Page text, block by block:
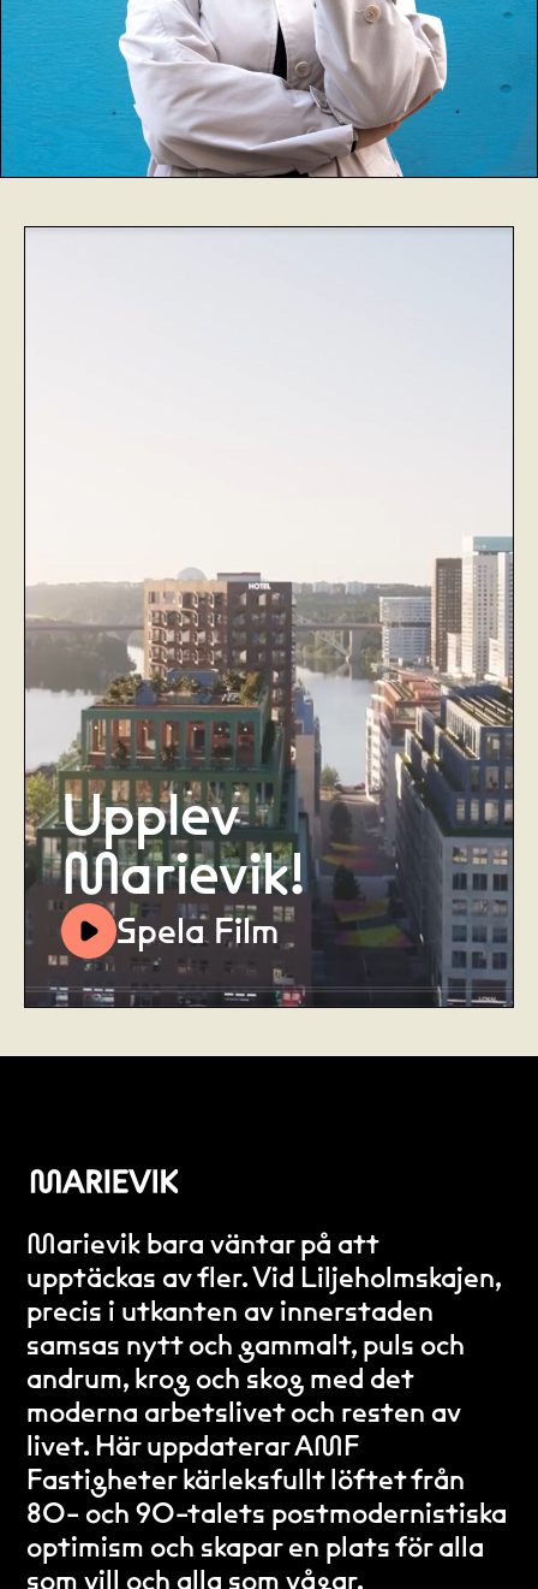
Upplev
Marievik!
Spela Film
Marievik bara väntar på att
upptäckas av fler. Vid Liljeholmskajen,
precis i utkanten av innerstaden
samsas nytt och gammalt, puls och
andrum, krog och skog med det
moderna arbetslivet och resten av
livet. Här uppdaterar AMF
Fastigheter kärleksfullt löftet från
80- och 90-talets postmodernistiska
optimism och skapar en plats för alla
som vill och alla som vågar.